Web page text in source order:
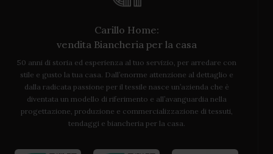
Carillo Home:
vendita Biancheria per la casa
50 anni di storia ed esperienza al tuo servizio, per arredare con
stile e gusto la tua casa. Dall’enorme attenzione al dettaglio e
dalla radicata passione per il tessile nasce un’azienda che è
diventata un modello di riferimento e all’avanguardia nella
progettazione, produzione e commercializzazione di tessuti,
tendaggi e biancheria per la casa.